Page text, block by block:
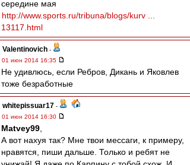
середине мая
http://www.sports.ru/tribuna/blogs/kurv ...
13117.html
Valentinovich -
01 июн 2014 16:35
Не удивлюсь, если Ребров, Дикань и Яковлев
тоже безработные
whitepissuar17 -
01 июн 2014 16:30
Matvey99
А вот нахуя так? Мне твои мессаги, к примеру,
нравятся, пиши дальше. Только и ребят не